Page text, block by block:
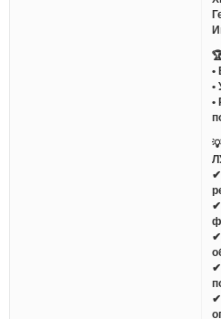
•
•
•
✔
✔